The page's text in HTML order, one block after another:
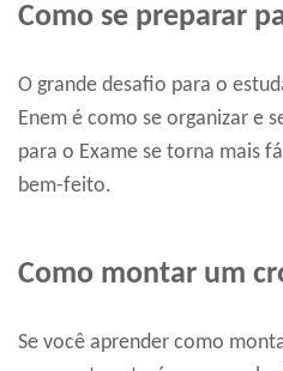
Como se preparar
O grande desafio para o
Enem é como se organizar e
para o Exame se torna mais
bem-feito.
Como montar um
Se você aprender como